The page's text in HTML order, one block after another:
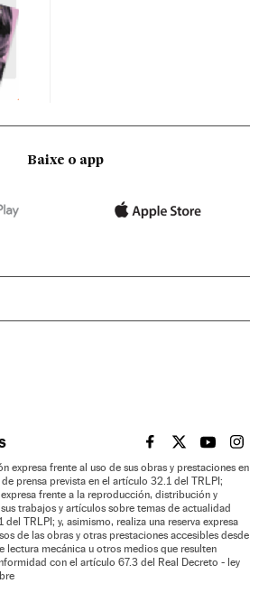
Baixe o app
EL PAÍS BRASIL EN
EL PAÍSEL PAÍS
EL
expresa frente al uso de sus obras y prestaciones en
prensa prevista en el artículo 32.1 del TRLPI;
frente a la reproducción, distribución y
trabajos y artículos sobre temas de actualidad
TRLPI; y, asimismo, realiza una reserva expresa
de las obras y otras prestaciones accesibles desde
lectura mecánica u otros medios que resulten
con el artículo 67.3 del Real Decreto - ley